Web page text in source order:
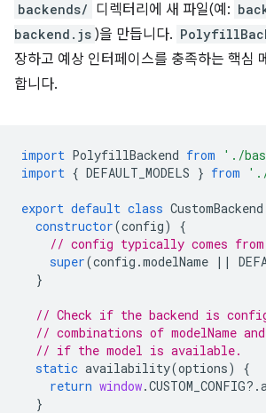
backends/ 디렉터리에 새 파일(예:
backend.js )을 만듭니다.
장하고 예상 인터페이스를 충족하는 핵심
합니다.
import PolyfillBackend from './
import { DEFAULT_MODELS } from
export default class CustomBackend
constructor(config)
{
// config typically comes from a
super(config .modelName ||
}
// Check if the backend is
// combinations of modelName
// if the model is available.
static availability(options)
{
return window.CUSTOM_CONFIG? .
}